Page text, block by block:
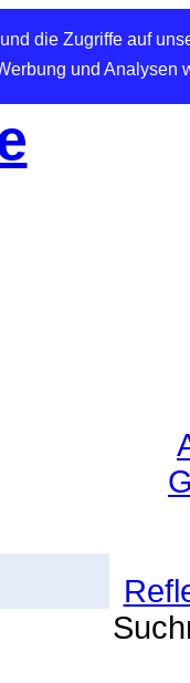
die Zugriffe auf
und Analysen